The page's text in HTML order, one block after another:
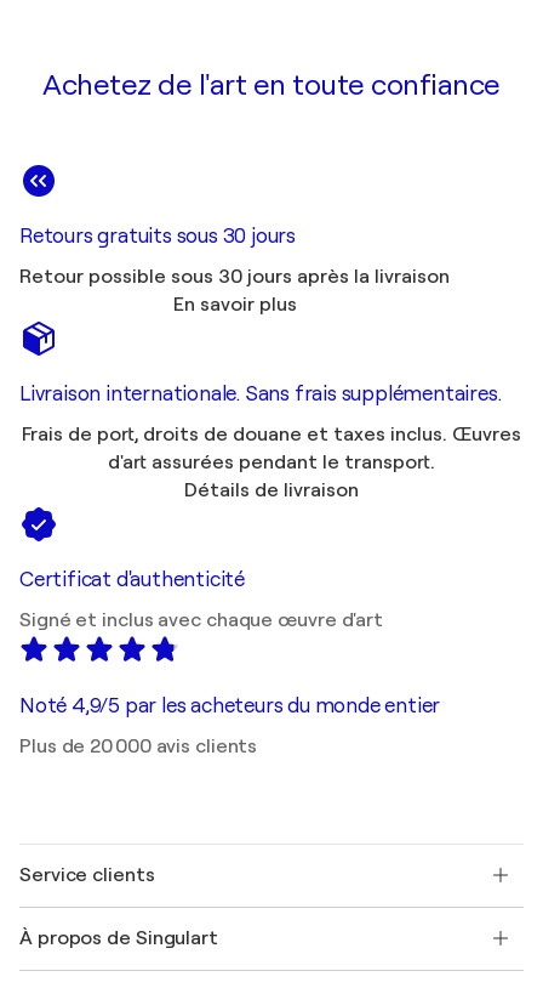
Achetez de l'art en toute confiance
Retours gratuits sous 30 jours
Retour possible sous 30 jours après la livraison
En savoir plus
Livraison internationale. Sans frais supplémentaires.
Frais de port, droits de douane et taxes inclus. Œuvres
d'art assurées pendant le transport.
Détails de livraison
Certificat d'authenticité
Signé et inclus avec chaque œuvre d'art
Noté 4,9/5 par les acheteurs du monde entier
Plus de 20 000 avis clients
Service clients
Expédition
À propos de Singulart